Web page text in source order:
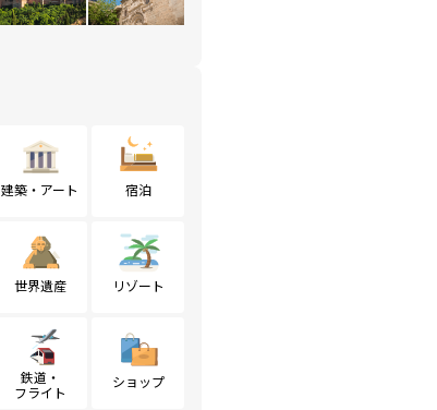
建築・アート 宿泊
世界遺産 リゾート
鉄道・
フライト
ショップ